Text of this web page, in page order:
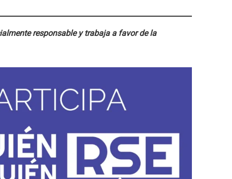
responsable y trabaja a favor de la